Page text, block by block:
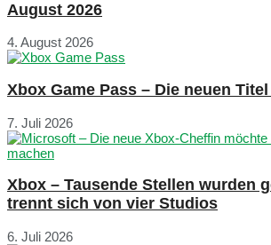
August 2026
4. August 2026
Xbox Game Pass – Die neuen
7. Juli 2026
Xbox – Tausende Stellen wurden
trennt sich von vier Studios
6. Juli 2026